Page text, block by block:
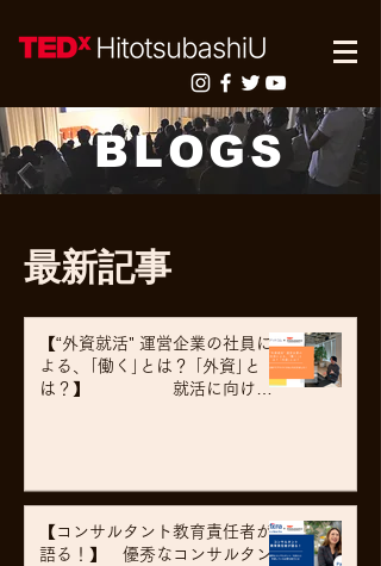
BLOGS
​最新記事​
【“外資就活" 運営企業の社員に
よる、｢働く｣とは？ ｢外資｣と
は？】 就活に向けて
【コンサルタント教育責任者が
語る！】 優秀なコンサルタン